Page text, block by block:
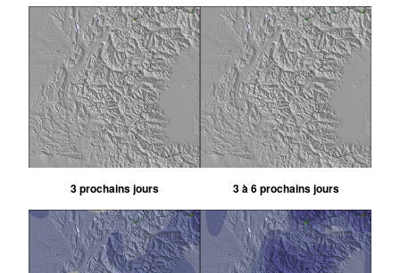
3 prochains jours 3 à 6 prochains jours